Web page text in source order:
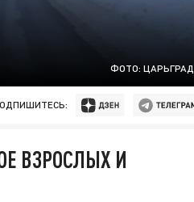
ФОТО: ЦАРЬГРАД
ВЗРОСЛЫХ И